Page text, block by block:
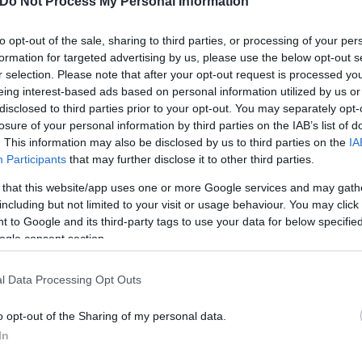
opt-out of the sale, sharing to third parties, or processing of your
for targeted advertising by us, please use the below opt-out
selection. Please note that after your opt-out request is processed
interest-based ads based on personal information utilized by us
to third parties prior to your opt-out. You may separately
of your personal information by third parties on the IAB’s list of
This information may also be disclosed by us to third parties on the
Participants that may further disclose it to other third parties.
that this website/app uses one or more Google services and may
but not limited to your visit or usage behaviour. You may
to Google and its third-party tags to use your data for below
consent section.
Data Processing Opt Outs
opt-out of the Sharing of my personal data.
αγωνιστικές αλλά και οικογενειακές. Η πίστα, η
1», χαρακτηρίζεται από τη μεγάλη ευθεία, τη
διάστημα 2000–2005, η πίστα προσφέρει 247
και η μεγαλύτερη σε μήκος διαμόρφωσή της.
ζώνες διαφυγής, οι οποίες έχουν
αντί για αμμοπαγίδες.